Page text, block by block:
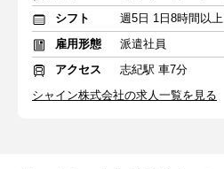
シフト
週5日 1日8時間以上
雇用形態
派遣社員
アクセス
志紀駅 車7分
シャイン株式会社の求人一覧を見る